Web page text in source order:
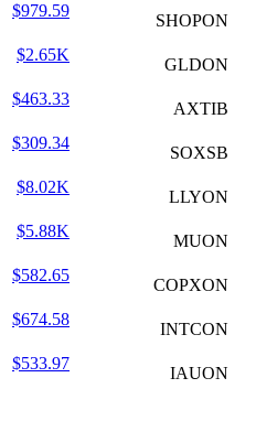
SHOPON
$979.59
GLDON
$2.65K
AXTIB
$463.33
SOXSB
$309.34
LLYON
$8.02K
MUON
$5.88K
COPXON
$582.65
INTCON
$674.58
IAUON
$533.97